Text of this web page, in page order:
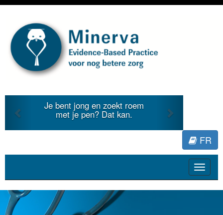
Je bent jong en zoekt roem
met je pen? Dat kan.
Previous
FR
Toggle